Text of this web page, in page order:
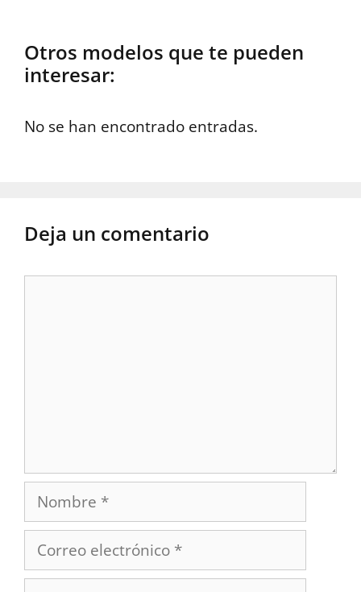
Otros modelos que te pueden
interesar:
No se han encontrado entradas.
Deja un comentario
Nombre
Correo
electrónico